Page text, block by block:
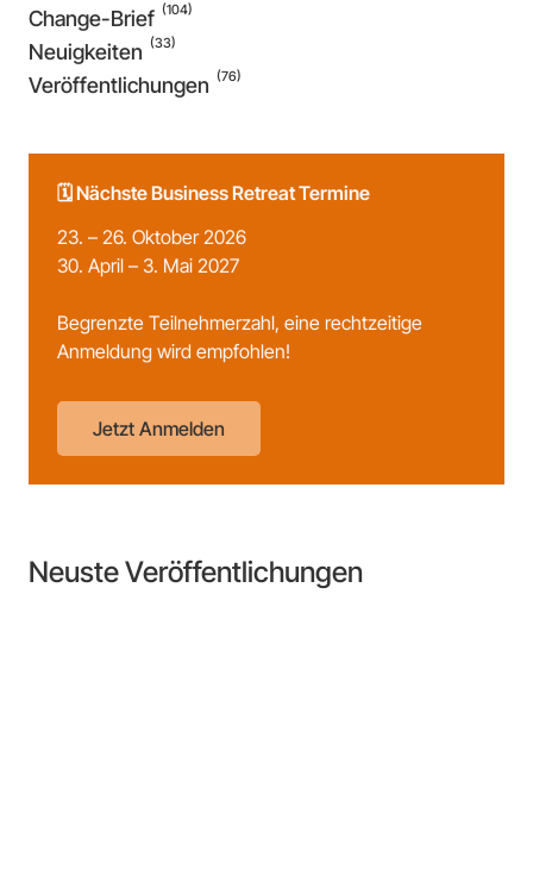
Change-Brief (104)
Neuigkeiten (33)
Veröffentlichungen (76)
🗓️ Nächste Business Retreat Termine
23. – 26. Oktober 2026
30. April – 3. Mai 2027
Begrenzte Teilnehmerzahl, eine rechtzeitige
Anmeldung wird empfohlen!
Jetzt Anmelden
Neuste Veröffentlichungen